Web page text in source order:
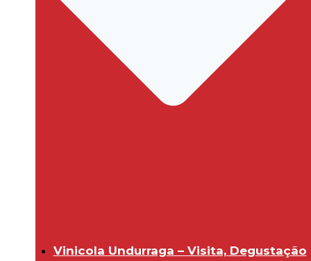
Vinicola Undurraga – Visita, Degustação